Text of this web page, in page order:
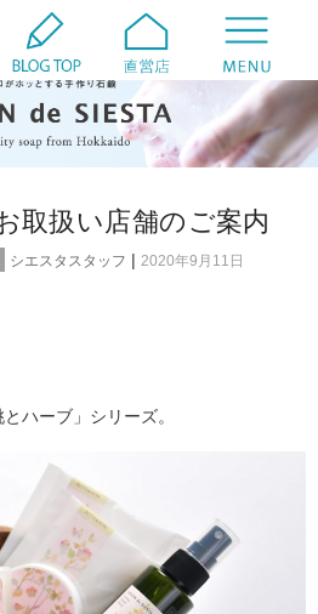
取扱い店舗のご案内
シエスタスタッフ | 2020年9月11日
ハーブ」シリーズ。